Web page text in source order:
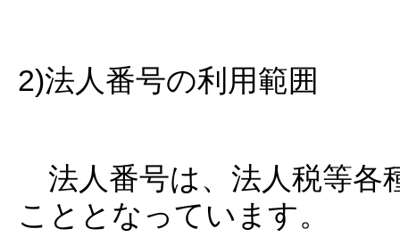
2)法人番号の利用範囲
法人番号は、法人税等各
こととなっています。